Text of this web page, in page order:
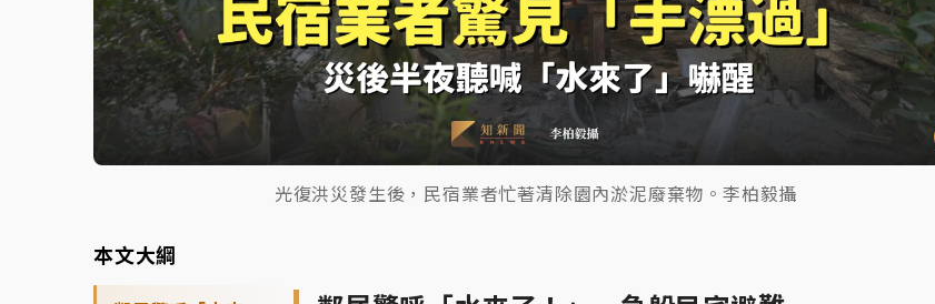
光復洪災發生後，民宿業者忙著清除園內淤泥廢棄物。李柏毅攝
本文大綱